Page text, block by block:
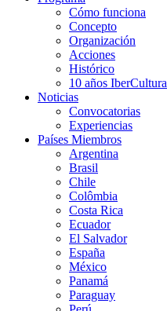
Cómo funciona
Concepto
Organización
Acciones
Histórico
10 años IberCultura
Noticias
Convocatorias
Experiencias
Países Miembros
Argentina
Brasil
Chile
Colômbia
Costa Rica
Ecuador
El Salvador
España
México
Panamá
Paraguay